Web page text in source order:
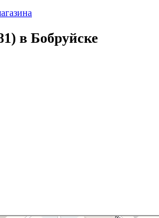
в Бобруйске